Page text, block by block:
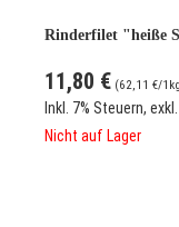
Rinderfilet "heiße
11,80 € (62,11 €/
Inkl. 7% Steuern,
Nicht auf Lager